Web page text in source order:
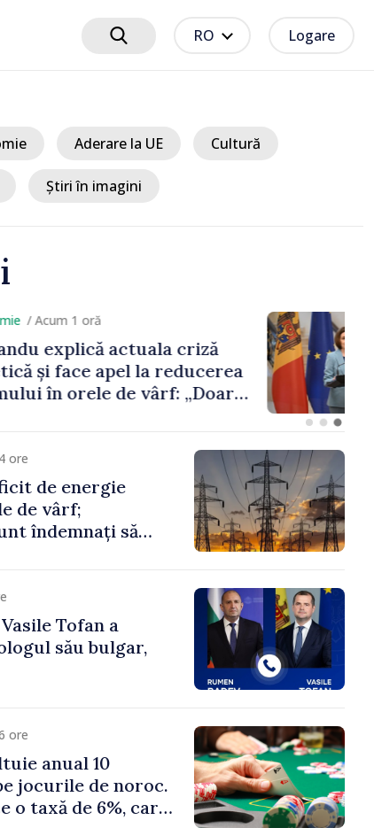
RO Logare
Aderare la UE Cultură
Știri în imagini
oră
actuala criză
apel la reducerea
de vârf: „Doar
prețurile la
ore
de energie
de vârf;
îndemnați să
Tofan a
său bulgar,
ore
anual 10
jocurile de noroc.
o taxă de 6%, care